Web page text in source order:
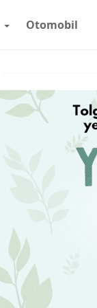
Otomobil